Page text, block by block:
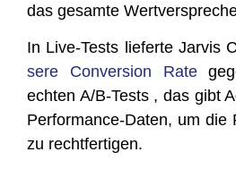
das gesam­te
In Live-Tests lie­fer­te Jar­vis
se­re Con­ver­si­on Rate
ech­ten A/B‑Tests , das gibt
Per­for­mance-Daten, um die
zu rechtfertigen.